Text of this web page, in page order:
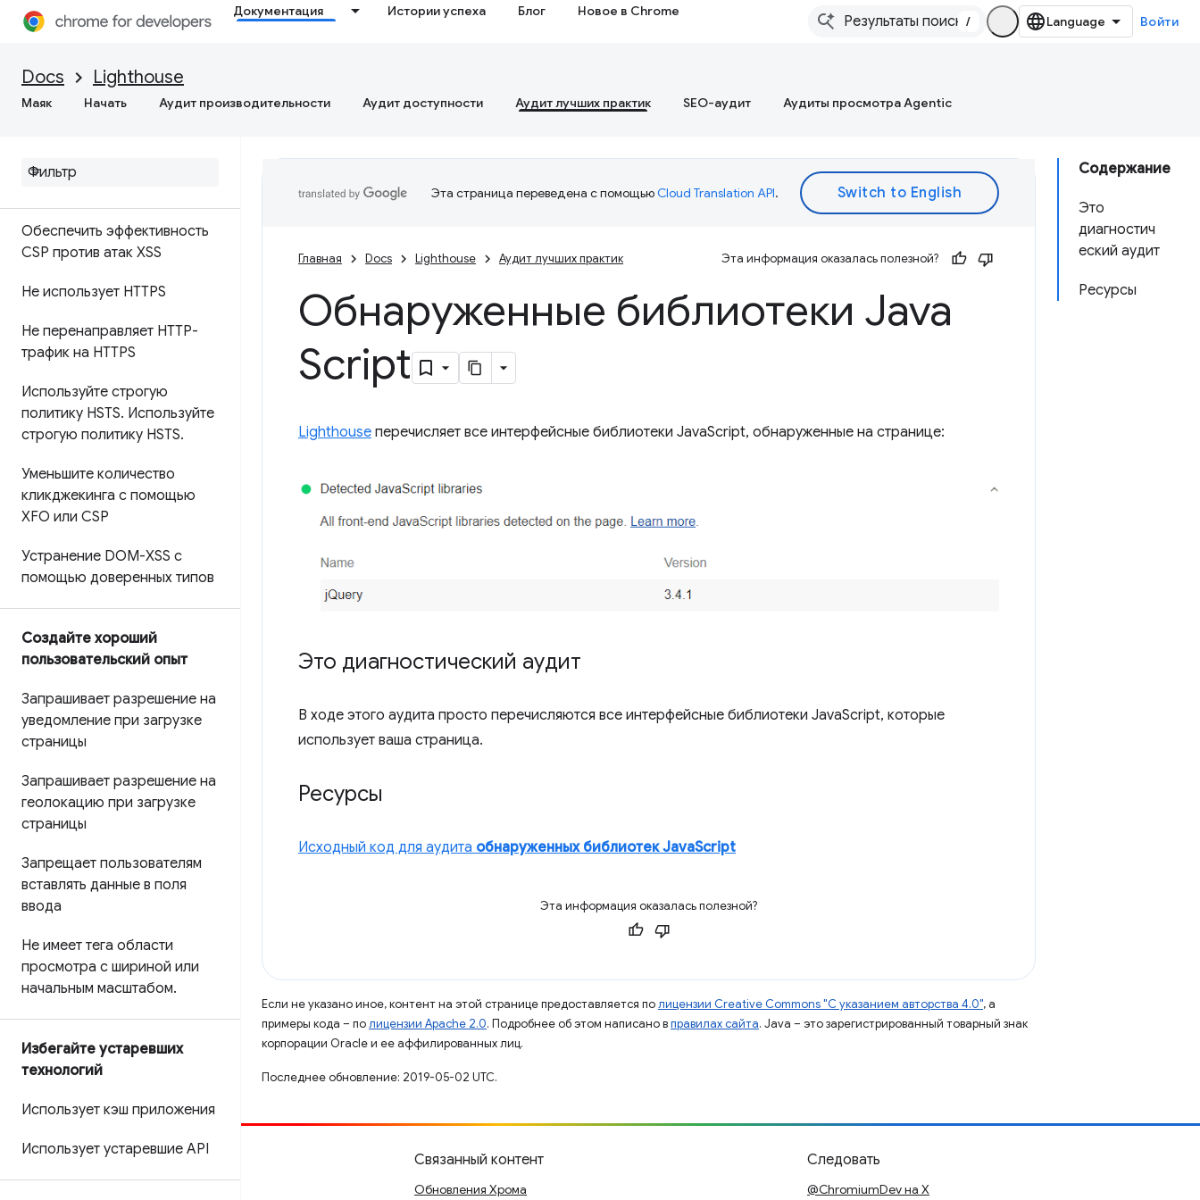
Документация Истории успеха Блог Новое в Chrome
/ Войти
Docs Lighthouse
Маяк Начать Аудит производительности Аудит доступности Аудит лучших практик SEO-аудит Аудиты просмотра Agentic
Сделайте свою страницу
безопасной
Ссылки на перекрестные
направления небезопасны
известными уязвимостями
Обеспечить эффективность
CSP против атак XSS
Не использует HTTPS
Не перенаправляет HTTP-
трафик на HTTPS
Используйте строгую
политику HSTS. Используйте
строгую политику HSTS.
Уменьшите количество
кликджекинга с помощью
XFO или CSP
Устранение DOM-XSS с
помощью доверенных типов
Создайте хороший
пользовательский опыт
Запрашивает разрешение на
уведомление при загрузке
страницы
Запрашивает разрешение на
геолокацию при загрузке
страницы
Запрещает пользователям
вставлять данные в поля
ввода
Не имеет тега области
просмотра с шириной или
начальным масштабом.
Избегайте устаревших
технологий
Использует кэш приложения
Использует устаревшие API
Содержание
Это
диагностич
еский аудит
Ресурсы
Эта страница переведена с помощьюCloud Translation API.
Главная Docs Lighthouse Аудит лучших практик Эта информация оказалась полезной?
Обнаруженные библиотеки Java
Script
Lighthouse перечисляет все интерфейсные библиотеки JavaScript, обнаруженные на странице:
Это диагностический аудит
В ходе этого аудита просто перечисляются все интерфейсные библиотеки JavaScript, которые
использует ваша страница.
Ресурсы
Исходный код для аудита обнаруженных библиотек JavaScript
Эта информация оказалась полезной?
Если не указано иное, контент на этой странице предоставляется полицензии Creative Commons "С указанием авторства 4.0", а
примеры кода – полицензии Apache 2.0. Подробнее об этом написано вправилах сайта. Java – это зарегистрированный товарный знак
корпорации Oracle и ее аффилированных лиц.
Последнее обновление: 2019-05-02 UTC.
Способствовать Связанный контент
Обновления Хрома
Следовать
@ChromiumDev на X